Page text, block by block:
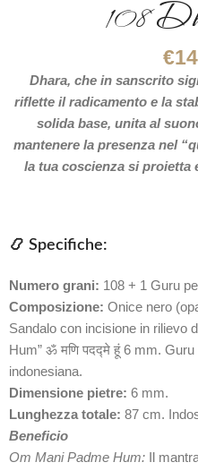
108
€
Dhara, che in sanscrito
riflette il radicamento e la
solida base, unita al
mantenere la presenza nel
la tua coscienza si proietta
📿 Specifiche:
Numero grani: 108 + 1 Guru
Composizione: Onice nero
Sandalo con incisione in rilievo
Hum” ॐ मणि पदद्मे हूं 6 mm.
indonesiana.
Dimensione pietre: 6 mm.
Lunghezza totale: 87 cm.
Beneficio
Om Mani Padme Hum: Il